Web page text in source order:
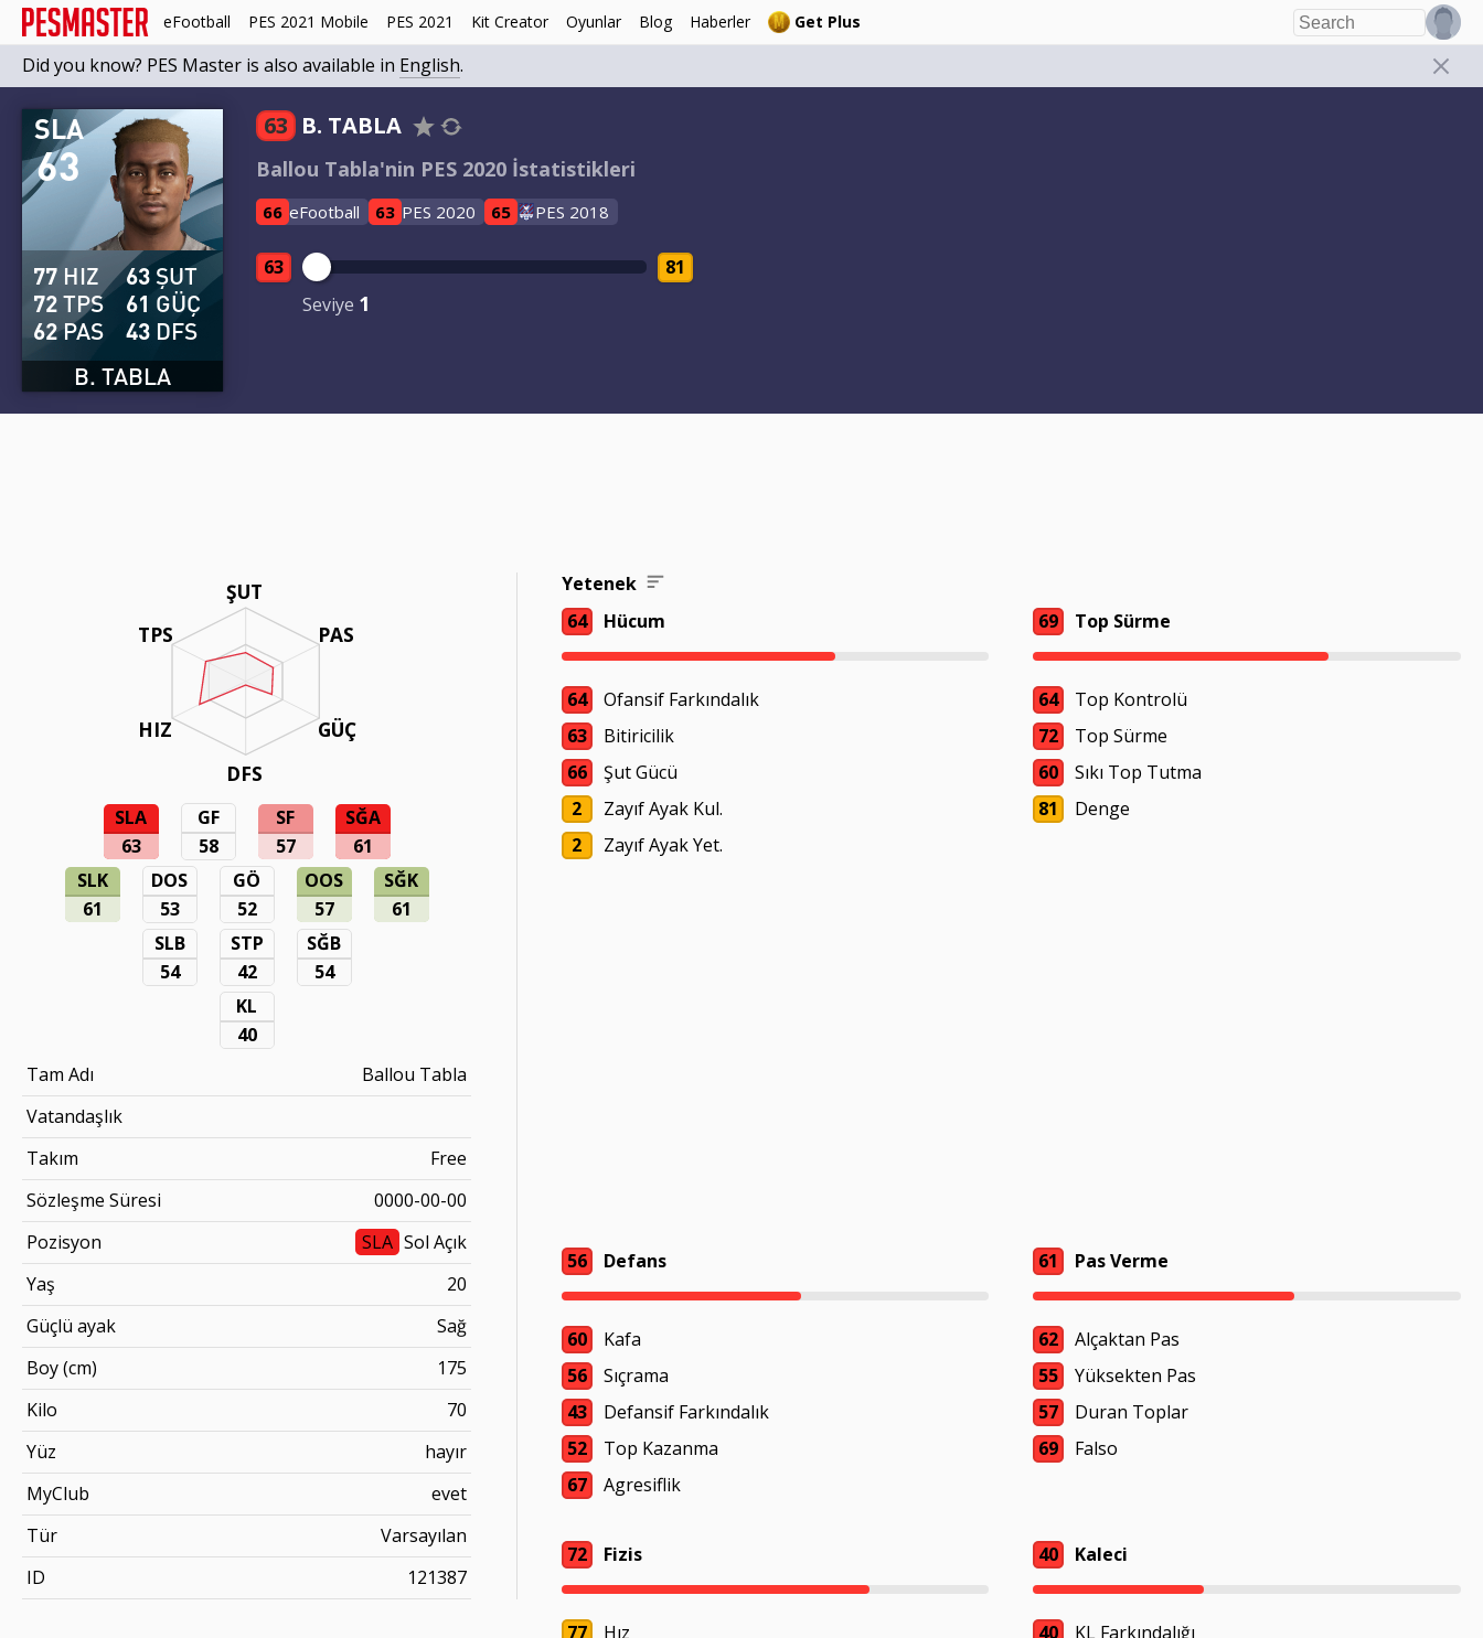
eFootball PES 2021 Mobile PES 2021 Kit Creator Oyunlar Blog Haberler Get Plus
Did you know? PES Master is also available in English.
63
SLA
B. TABLA
77 HIZ
72TPS
62PAS
63 ŞUT
61 GÜÇ
43 DFS
63 B. TABLA
Ballou Tabla'nin PES 2020 İstatistikleri
66 eFootball 63 PES 2020 65 PES 2018
63
Seviye 1
81
ŞUT
PAS
GÜÇ
DFS
TPS
HIZ
SLA
63
GF
58
SF
57
SĞA
61
SLK
61
DOS
53
GÖ
52
OOS
57
SĞK
61
SLB
54
STP
42
SĞB
54
KL
40
Tam Adı
Ballou Tabla
Vatandaşlık
Takım
Free
Sözleşme Süresi
0000-00-00
Pozisyon
SLA Sol Açık
Yaş
20
Güçlü ayak
Sağ
Boy (cm)
175
Kilo
70
Yüz
hayır
MyClub
evet
Tür
Varsayılan
ID
121387
Yetenek
64
Hücum
64
Ofansif Farkındalık
63
Bitiricilik
66
Şut Gücü
2
Zayıf Ayak Kul.
2
Zayıf Ayak Yet.
69 Top Sürme
64
Top Kontrolü
72
Top Sürme
60
Sıkı Top Tutma
81
Denge
56 Defans
60
Kafa
56
Sıçrama
43
Defansif Farkındalık
52
Top Kazanma
67
Agresiflik
61 Pas Verme
62
Alçaktan Pas
55
Yüksekten Pas
57
Duran Toplar
69
Falso
72 Fizis
77
Hız
40 Kaleci
40
KL Farkındalığı